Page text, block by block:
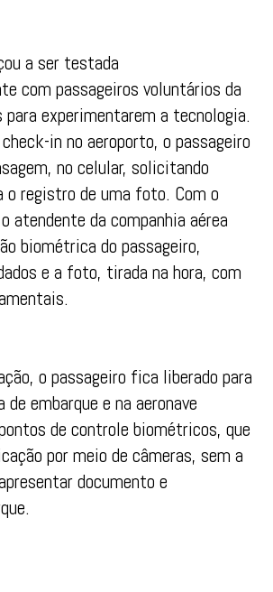
a ser testada
com passageiros voluntários da
para experimentarem a tecnologia.
in no aeroporto, o passageiro
no celular, solicitando
o registro de uma foto. Com o
atendente da companhia aérea
biométrica do passageiro,
e a foto, tirada na hora, com
o passageiro fica liberado para
de embarque e na aeronave
de controle biométricos, que
por meio de câmeras, sem a
documento e